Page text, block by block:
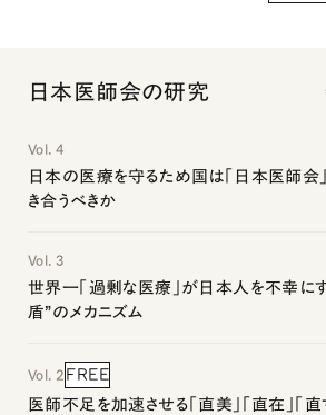
日本医師会の研究
Vol. 4
日本の医療を守るため国は「日本医師会
き合うべきか
Vol. 3
世界一「過剰な医療」が日本人を不幸に
盾”のメカニズム
Vol. 2 FREE
医師不足を加速させる「直美」「直在」「直